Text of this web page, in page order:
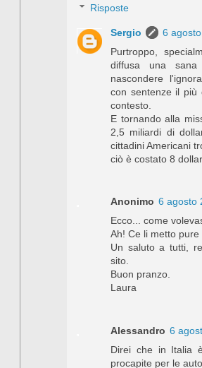
Risposte
Sergio
6
Purtroppo,
diffusa una sana
nascondere
con sentenze il più
contesto.
E tornando alla
2,5 miliardi di
cittadini Americani
ciò è costato 8
Anonimo 6 agosto
Ecco... come
Ah! Ce li metto
Un saluto a tutti,
sito.
Buon pranzo.
Laura
Alessandro 6
Direi che in Italia
procapite per le auto